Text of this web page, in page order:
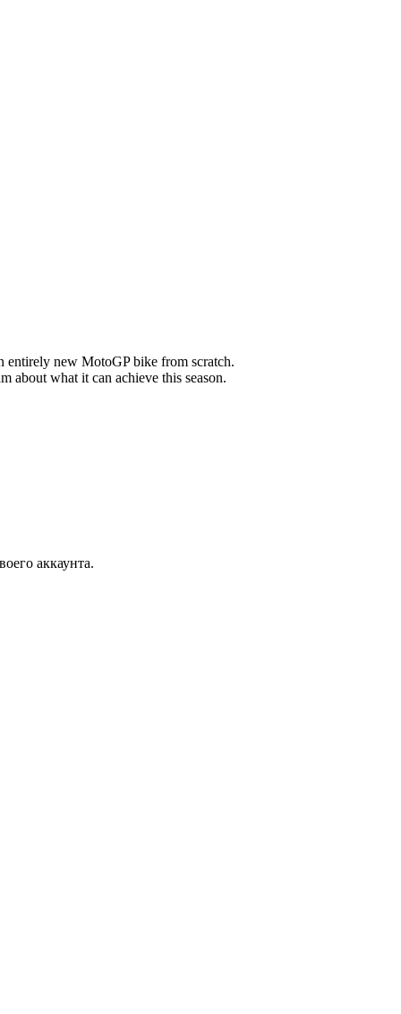
entirely new MotoGP bike from scratch.
about what it can achieve this season.
аккаунта.